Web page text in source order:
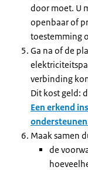
door moet. U
openbaar of
toestemming
Ga na of de
verbinding
Dit kost geld:
Een erkend
Maak samen
de